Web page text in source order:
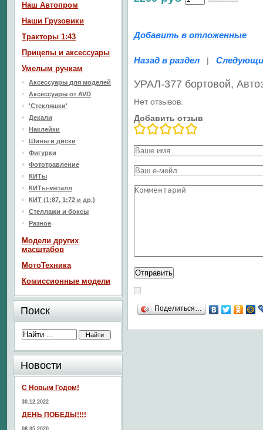
Добавить в отложенные
Назад в раздел |
УРАЛ-377 бортовой,
Нет отзывов.
Добавить отзыв
Поделиться…
Наш Aвтопром
Наши Грузовики
Тракторы 1:43
Прицепы и аксессуары
Умелым ручкам
Аксессуары для моделей
Аксессуары от AVD
'Стекляшки'
Декали
Наклейки
Шины и диски
Фигурки
Фототравление
КИТы
КИТы-металл
КИТ (1:87, 1:72 и др.)
Стеллажи и боксы
Разное
Модели других
масштабов
МотоТехника
Комиссионные модели
Поиск
Новости
С Новым Годом!
30.12.2022
ДЕНЬ ПОБЕДЫ!!!!
08.05.2020